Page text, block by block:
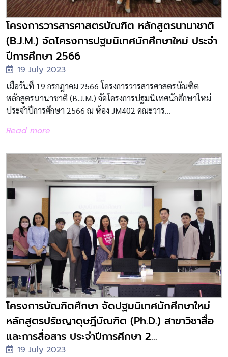
โครงการวารสารศาสตรบัณฑิต หลักสูตรนานาชาติ
(B.J.M.) จัดโครงการปฐมนิเทศนักศึกษาใหม่ ประจำ
ปีการศึกษา 2566
19 July 2023
เมื่อวันที่ 19 กรกฎาคม 2566 โครงการวารสารศาสตรบัณฑิต
หลักสูตรนานาชาติ (B.J.M.) จัดโครงการปฐมนิเทศนักศึกษาใหม่
ประจำปีการศึกษา 2566 ณ ห้อง JM402 คณะวาร...
Read more
โครงการบัณฑิตศึกษา จัดปฐมนิเทศนักศึกษาใหม่
หลักสูตรปรัชญาดุษฎีบัณฑิต (Ph.D.) สาขาวิชาสื่อ
และการสื่อสาร ประจำปีการศึกษา 2...
19 July 2023